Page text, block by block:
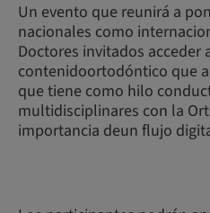
Un evento que reunirá a
nacionales como
Doctores invitados acceder
contenidoortodóntico que
que tiene como hilo
multidisciplinares con la
importancia deun flujo